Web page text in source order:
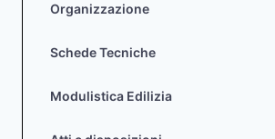
Organizzazione
Schede Tecniche
Modulistica Edilizia